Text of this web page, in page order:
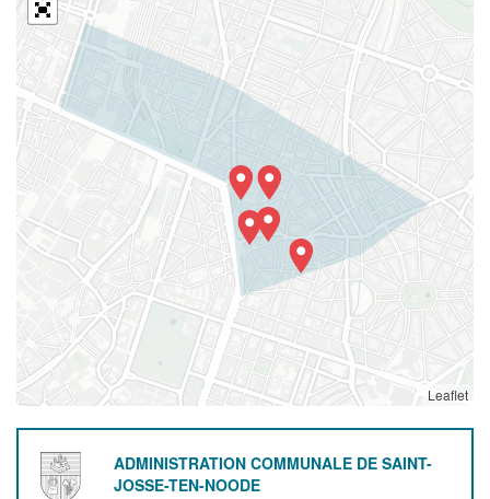
Leaflet
ADMINISTRATION COMMUNALE DE SAINT-
JOSSE-TEN-NOODE